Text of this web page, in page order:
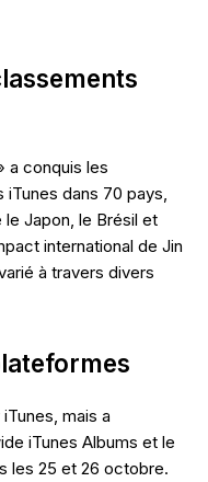
a conquis les
dans 70 pays,
Japon, le Brésil et
international de Jin
à travers divers
mais a
iTunes Albums et le
les 25 et 26 octobre.